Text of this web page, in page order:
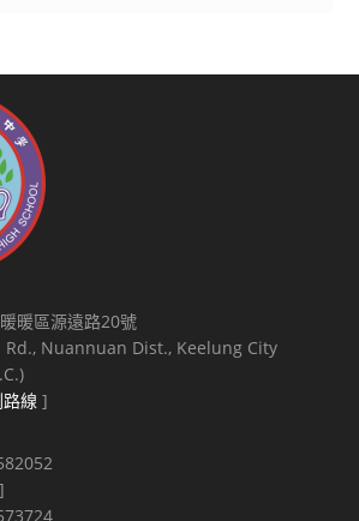
暖區源遠路20號
Rd., Nuannuan Dist., Keelung City
線 ]
]